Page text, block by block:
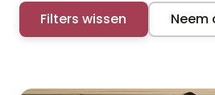
Filters wissen